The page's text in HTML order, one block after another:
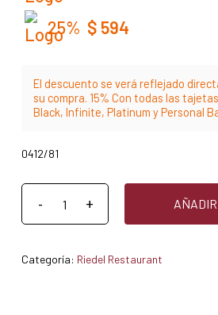
25% $ 594
El descuento se verá reflejado
su compra. 15% Con todas las
Black, Infinite, Platinum y Personal
0412/81
Categoría: Riedel Restaurant